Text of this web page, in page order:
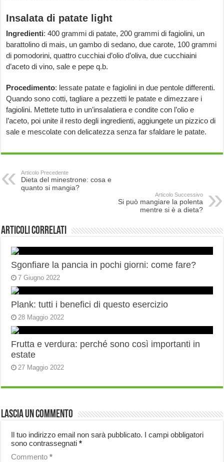
Insalata di patate light
Ingredienti: 400 grammi di patate, 200 grammi di fagiolini, un
barattolino di mais, un gambo di sedano, due carote, 100 grammi
di pomodorini, quattro cucchiai d’olio d’oliva, due cucchiaini
d’aceto di vino, sale e pepe q.b.
Procedimento: lessate patate e fagiolini in due pentole differenti.
Quando sono cotti, tagliare a pezzetti le patate e dimezzare i
fagiolini. Mettete tutto in un’insalatiera e condite con l’olio e
l’aceto, poi unite il resto degli ingredienti, aggiungete un pizzico di
sale e mescolate con delicatezza senza far sfaldare le patate.
Articolo Precedente
Dieta del minestrone: cosa e
quanto si mangia?
Articolo Successivo
Si può mangiare la polenta
mentre si è a dieta?
Articoli correlati
Sgonfiare la pancia in pochi giorni: come fare?
7 Giugno 2022
Plank: tutti i benefici di questo esercizio
28 Maggio 2022
Frutta e verdura: perché sono così importanti in
estate
27 Maggio 2022
Lascia un commento
Il tuo indirizzo email non sarà pubblicato. I campi obbligatori
sono contrassegnati*
Commento*